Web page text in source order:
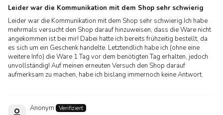
Leider war die Kommunikation mit dem Shop sehr schwierig
Leider war die Kommunikation mit dem Shop sehr schwierig.Ich habe
mehrmals versucht den Shop darauf hinzuweisen, dass die Ware nicht
angekommen ist bei mir! Dabei hatte ich bereits frühzeitig bestellt, da
es sich um ein Geschenk handelte. Letztendlich habe ich (ohne eine
weitere Info) die Ware 1 Tag vor dem benötigten Tag erhalten, jedoch
unvollständig! Auf meinen erneuten Versuch den Shop darauf
aufmerksam zu machen, habe ich bislang immernoch keine Antwort.
Anonym